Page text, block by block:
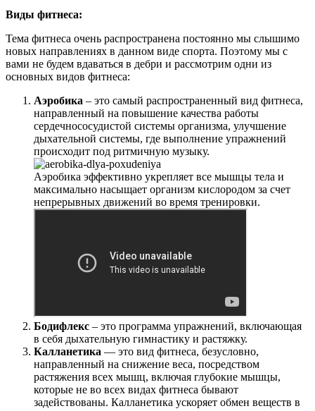
Виды фитнеса:
Тема фитнеса очень распространена постоянно мы слышимо
новых направлениях в данном виде спорта. Поэтому мы с
вами не будем вдаваться в дебри и рассмотрим одни из
основных видов фитнеса:
Аэробика – это самый распространенный вид фитнеса,
направленный на повышение качества работы
сердечнососудистой системы организма, улучшение
дыхательной системы, где выполнение упражнений
происходит под ритмичную музыку.
Аэробика эффективно укрепляет все мышцы тела и
максимально насыщает организм кислородом за счет
непрерывных движений во время тренировки.
Бодифлекс – это программа упражнений, включающая
в себя дыхательную гимнастику и растяжку.
Калланетика — это вид фитнеса, безусловно,
направленный на снижение веса, посредством
растяжения всех мышц, включая глубокие мышцы,
которые не во всех видах фитнеса бывают
задействованы. Калланетика ускоряет обмен веществ в